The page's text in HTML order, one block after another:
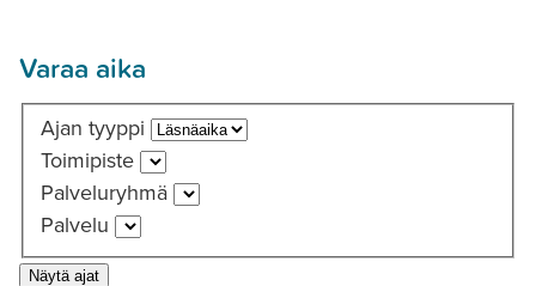
Varaa aika
Ajan tyyppi
Toimipiste
Palveluryhmä
Palvelu
Näytä ajat